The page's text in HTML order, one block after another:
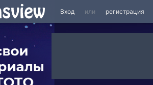
Вход или регистрация